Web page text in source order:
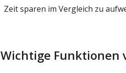
Zeit sparen im Vergleich zu
Wichtige Funktionen